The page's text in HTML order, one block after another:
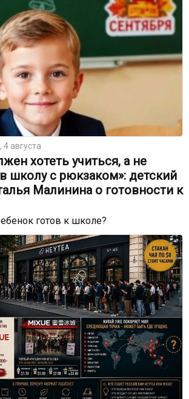
4 августа
хотеть учиться, а не
школу с рюкзаком»: детский
Малинина о готовности к
готов к школе?